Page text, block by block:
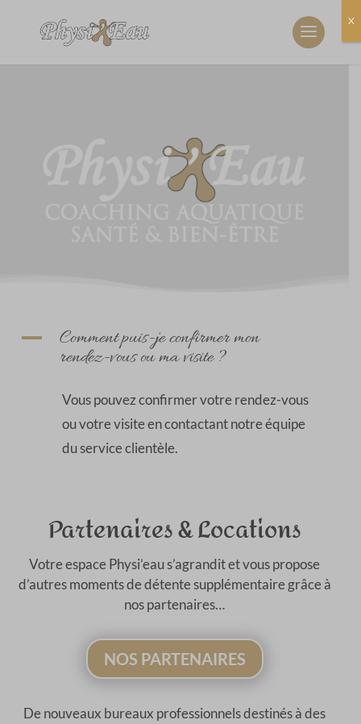
A
Comment puis-je confirmer mon
rendez-vous ou ma visite ?
Vous pouvez confirmer votre rendez-vous
ou votre visite en contactant notre équipe
du service clientèle.
Partenaires & Locations
Votre espace Physi’eau s’agrandit et vous propose
d’autres moments de détente supplémentaire grâce à
nos partenaires…
NOS PARTENAIRES
De nouveaux bureaux professionnels destinés à des
X